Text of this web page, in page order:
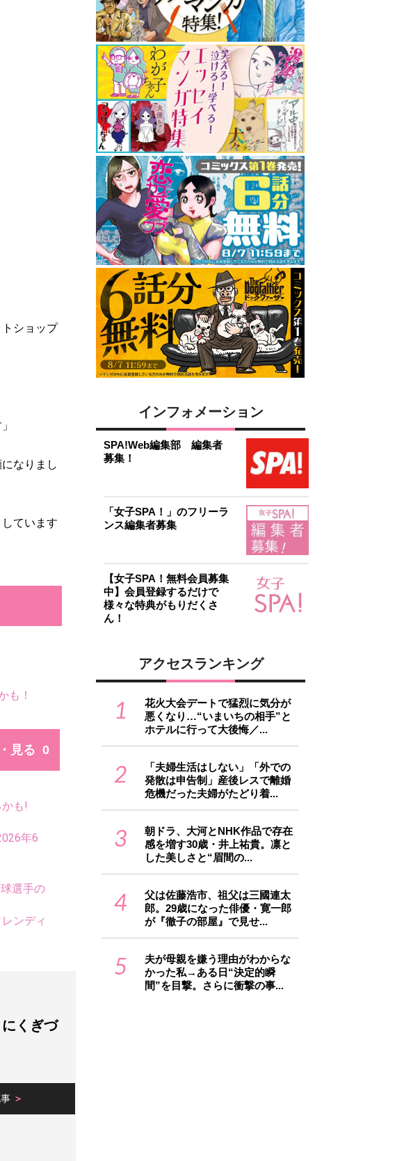
ショップ
なりまし
ています
も！
見る
も!
年6
選手の
ンディ
くぎづ
インフォメーション
SPA!Web編集部 編集者
募集！
「女子SPA！」のフリーラ
ンス編集者募集
【女子SPA！無料会員募集
中】会員登録するだけで
様々な特典がもりだくさ
ん！
アクセスランキング
1
花火大会デートで猛烈に気分が
悪くなり…“いまいちの相手”と
ホテルに行って大後悔／...
2
「夫婦生活はしない」「外での
発散は申告制」産後レスで離婚
危機だった夫婦がたどり着...
3
朝ドラ、大河とNHK作品で存在
感を増す30歳・井上祐貴。凛と
した美しさと“眉間の...
4
父は佐藤浩市、祖父は三國連太
郎。29歳になった俳優・寛一郎
が『徹子の部屋』で見せ...
5
夫が母親を嫌う理由がわからな
かった私→ある日“決定的瞬
間”を目撃。さらに衝撃の事...